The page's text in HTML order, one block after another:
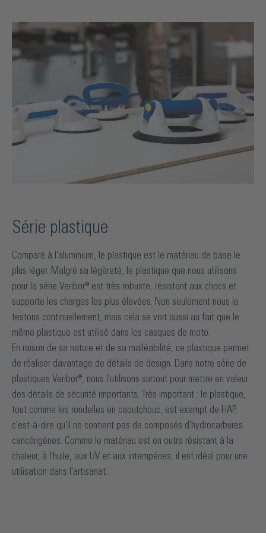
Série plastique
Comparé à l'aluminium, le plastique est le matériau de base le
plus léger. Malgré sa légèreté, le plastique que nous utilisons
pour la série Veribor® est très robuste, résistant aux chocs et
supporte les charges les plus élevées. Non seulement nous le
testons continuellement, mais cela se voit aussi au fait que le
même plastique est utilisé dans les casques de moto.
En raison de sa nature et de sa malléabilité, ce plastique permet
de réaliser davantage de détails de design. Dans notre série de
plastiques Veribor®, nous l'utilisons surtout pour mettre en valeur
des détails de sécurité importants. Très important : le plastique,
tout comme les rondelles en caoutchouc, est exempt de HAP,
c'est-à-dire qu'il ne contient pas de composés d'hydrocarbures
cancérigènes. Comme le matériau est en outre résistant à la
chaleur, à l'huile, aux UV et aux intempéries, il est idéal pour une
utilisation dans l'artisanat.